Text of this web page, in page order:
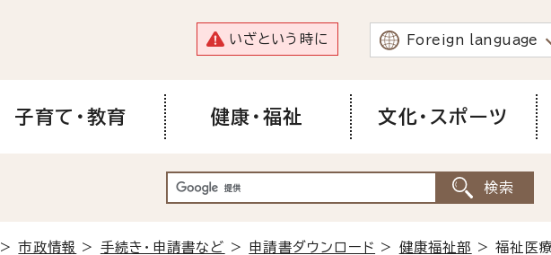
いざという時に Foreign language
子育て・教育 健康・福祉 文化・スポーツ
>市政情報 > 手続き・申請書など > 申請書ダウンロード > 健康福祉部 > 福祉医